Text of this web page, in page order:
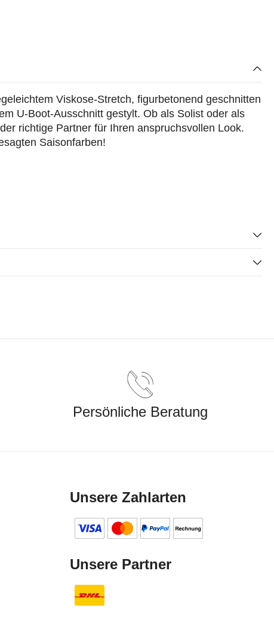
Viskose-Stretch, figurbetonend geschnitten
U-Boot-Ausschnitt gestylt. Ob als Solist oder als
richtige Partner für Ihren anspruchsvollen Look.
Saisonfarben!
Persönliche Beratung
Unsere Zahlarten
Unsere Partner